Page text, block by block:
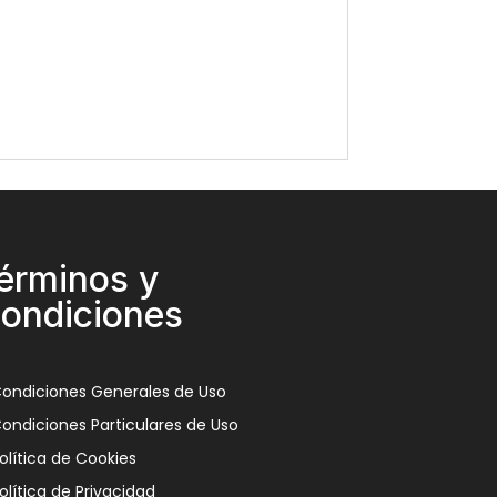
y
Generales de Uso
Particulares de Uso
de Cookies
de Privacidad